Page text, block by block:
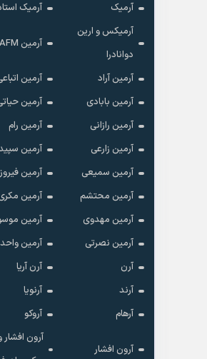
آرمیک
آرمیک
آرمیکس و ارین
دوانادرا
آرمین 2AFM زارعی
آرمین آراد
آرمین
آرمین بابادی
آرمین
آرمین رازانی
آرمین رام
آرمین زارعی
آرمین
آرمین سمیعی
آرمین
آرمین محتشم
آرمین
آرمین مهدوی
آرمین
آرمین نصرتی
آرمین
آرن
آرن آریا
آرند
آرنویا
آرهام
آروکو
آرون افشار
آرون افشار